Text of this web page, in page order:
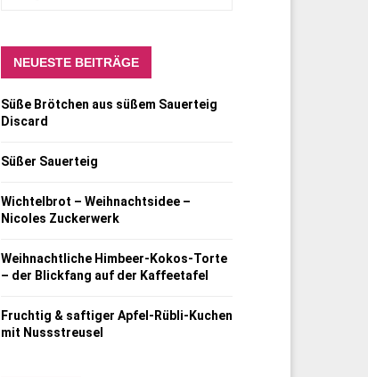
NEUESTE BEITRÄGE
Süße Brötchen aus süßem Sauerteig
Discard
Süßer Sauerteig
Wichtelbrot – Weihnachtsidee –
Nicoles Zuckerwerk
Weihnachtliche Himbeer-Kokos-Torte
– der Blickfang auf der Kaffeetafel
Fruchtig & saftiger Apfel-Rübli-Kuchen
mit Nussstreusel